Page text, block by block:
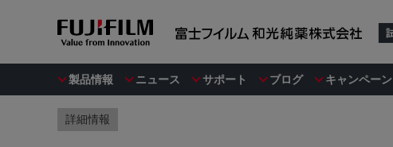
製品情報 ニュース サポート ブログ キャンペーン
詳細情報